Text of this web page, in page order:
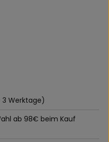
3 Werktage)
ab 98€ beim Kauf